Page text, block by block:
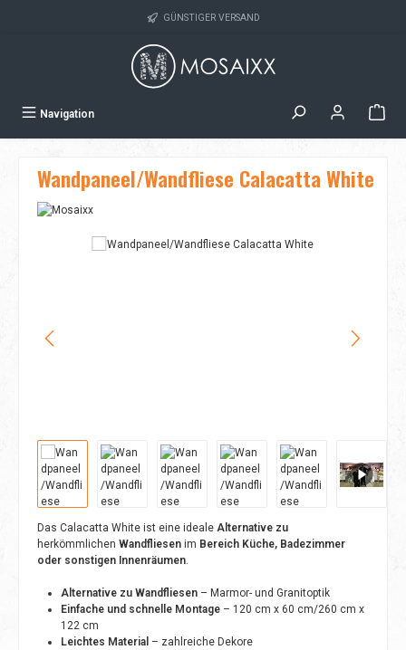
GÜNSTIGER VERSAND
Navigation
Wandpaneel/Wandfliese Calacatta White
Bildergalerie überspringen
Das Calacatta White ist eine ideale Alternative zu
herkömmlichen Wandfliesen im Bereich Küche, Badezimmer
oder sonstigen Innenräumen.
Alternative zu Wandfliesen– Marmor- und Granitoptik
Einfache und schnelle Montage – 120 cm x 60 cm/260 cm x
122 cm
Leichtes Material – zahlreiche Dekore